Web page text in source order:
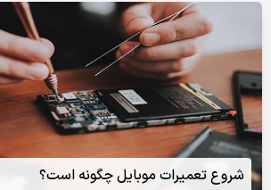
شروع تعمیرات موبایل چگونه است؟